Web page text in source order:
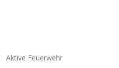
Aktive Feuerwehr